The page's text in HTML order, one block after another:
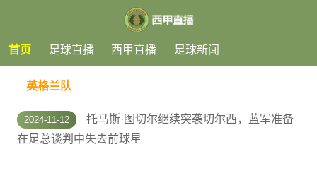
首页 足球直播 西甲直播 足球新闻
英格兰队
2024-11-12
托马斯·图切尔继续突袭切尔西，蓝军准备
在足总谈判中失去前球星